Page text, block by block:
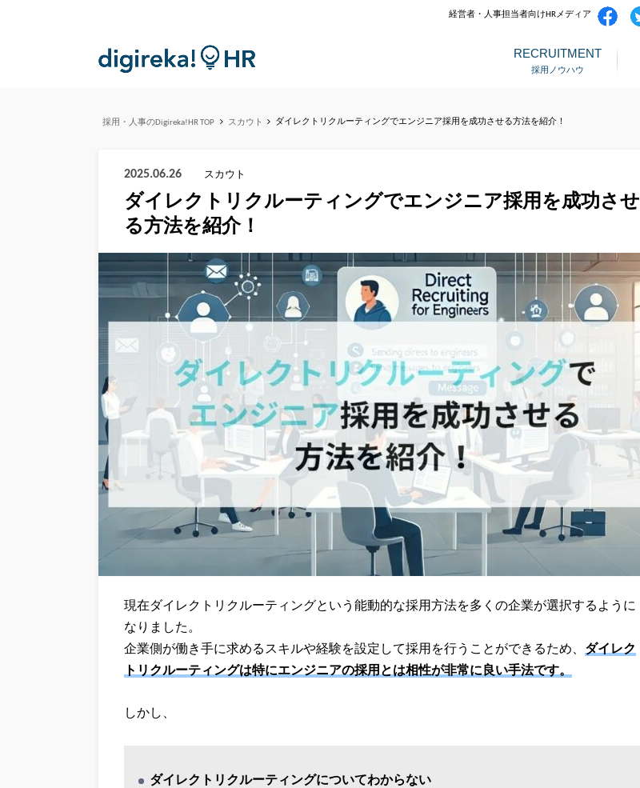
経営者・人事担当者向けHRメディア
採用ノウハウ
RECRUITMENT
採用・人事のDigireka!HR TOP スカウト ダイレクトリクルーティングでエンジニア採用を成功させる方法を紹介！
2025.06.26 スカウト
ダイレクトリクルーティングでエンジニア採用を成功させ
る方法を紹介！
現在ダイレクトリクルーティングという能動的な採用方法を多くの企業が選択するように
なりました。
企業側が働き手に求めるスキルや経験を設定して採用を行うことができるため、 ダイレク
トリクルーティングは特にエンジニアの採用とは相性が非常に良い手法です。
しかし、
ダイレクトリクルーティングについてわからない